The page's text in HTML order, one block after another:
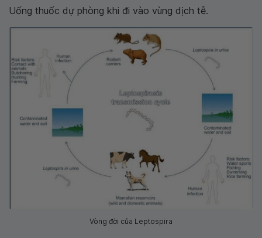
Uống thuốc dự phòng khi đi vào vùng dịch tễ.
Vòng đời của Leptospira